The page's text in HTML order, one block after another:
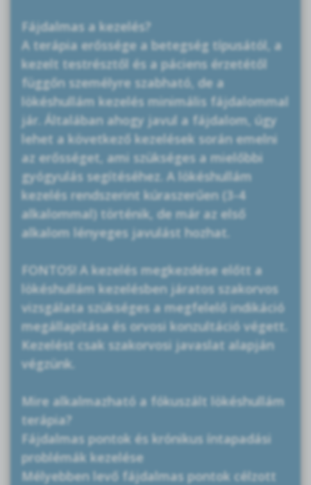
Fájdalmas a kezelés?
A terápia erőssége a betegség típusától, a
kezelt testrésztől és a páciens érzetétől
függőn személyre szabható, de a
lökéshullám kezelés minimális fájdalommal
jár. Általában ahogy javul a fájdalom, úgy
lehet a következő kezelések során emelni
az erősséget, ami szükséges a mielőbbi
gyógyulás segítéséhez. A lökéshullám
kezelés rendszerint kúraszerűen (3-4
alkalommal) történik, de már az első
alkalom lényeges javulást hozhat.
FONTOS! A kezelés megkezdése előtt a
lökéshullám kezelésben járatos szakorvos
vizsgálata szükséges a megfelelő indikáció
megállapítása és orvosi konzultáció végett.
Kezelést csak szakorvosi javaslat alapján
végzünk.
Mire alkalmazható a fókuszált lökéshullám
terápia?
Fájdalmas pontok és krónikus íntapadási
problémák kezelése
Mélyebben levő fájdalmas pontok célzott